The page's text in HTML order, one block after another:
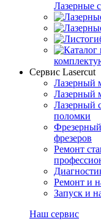
Лазерные
Сервис Lasercut
Лазерный
Лазерный
Лазерный
поломки
фрезеров
Ремонт
Ремонт и
Запуск и
Наш сервис